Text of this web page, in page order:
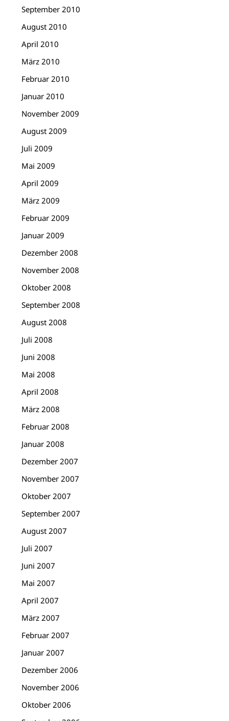
September 2010
August 2010
April 2010
März 2010
Februar 2010
Januar 2010
November 2009
August 2009
Juli 2009
Mai 2009
April 2009
März 2009
Februar 2009
Januar 2009
Dezember 2008
November 2008
Oktober 2008
September 2008
August 2008
Juli 2008
Juni 2008
Mai 2008
April 2008
März 2008
Februar 2008
Januar 2008
Dezember 2007
November 2007
Oktober 2007
September 2007
August 2007
Juli 2007
Juni 2007
Mai 2007
April 2007
März 2007
Februar 2007
Januar 2007
Dezember 2006
November 2006
Oktober 2006